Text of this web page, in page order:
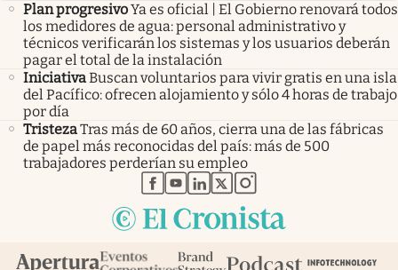
Plan progresivoYa es oficial | El Gobierno renovará todos
los medidores de agua: personal administrativo y
técnicos verificarán los sistemas y los usuarios deberán
pagar el total de la instalación
IniciativaBuscan voluntarios para vivir gratis en una isla
del Pacífico: ofrecen alojamiento y sólo 4 horas de trabajo
por día
TristezaTras más de 60 años, cierra una de las fábricas
de papel más reconocidas del país: más de 500
trabajadores perderían su empleo
abre en nueva pestaña
abre en nueva pestaña
abre en nueva pestaña
abre en nueva pestaña
abre en nueva pestaña